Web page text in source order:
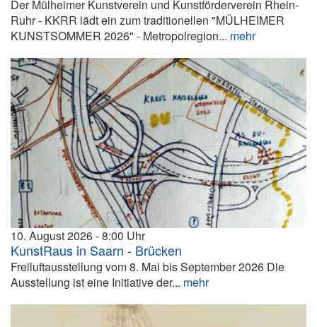
Der Mülheimer Kunstverein und Kunstförderverein Rhein-
Ruhr - KKRR lädt ein zum traditionellen "MÜLHEIMER
KUNSTSOMMER 2026" - Metropolregion... mehr
10. August 2026 8:00
KunstRaus in Saarn - Brücken
Freiluftausstellung vom 8. Mai bis September 2026 Die
Ausstellung ist eine Initiative der... mehr